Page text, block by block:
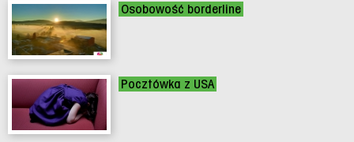
Osobowość borderline
Pocztówka z USA